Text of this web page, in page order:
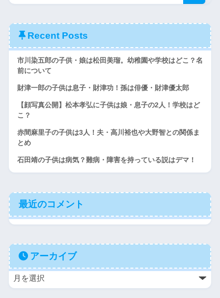
Recent Posts
市川染五郎の子供・娘は松田美瑠。幼稚園や学校はどこ？名
前について
財津一郎の子供は息子・財津功！孫は俳優・財津優太郎
【顔写真公開】松本孝弘に子供は娘・息子の2人！学校はど
こ？
赤間麻里子の子供は3人！夫・高川裕也や大野智との関係ま
とめ
石田靖の子供は病気？難病・障害を持っている説はデマ！
最近のコメント
アーカイブ